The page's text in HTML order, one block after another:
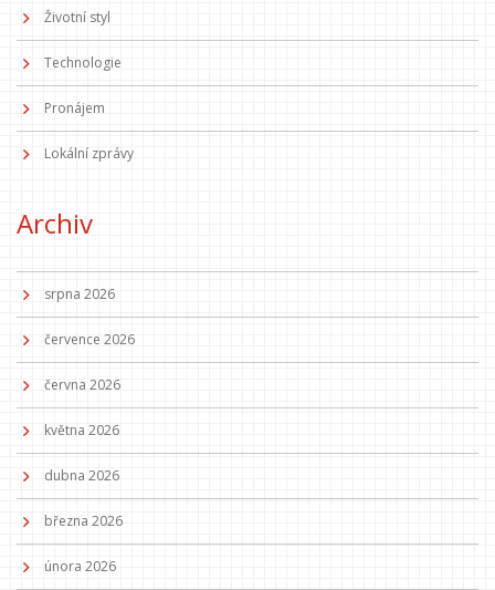
Životní styl
Technologie
Pronájem
Lokální zprávy
Archiv
srpna 2026
července 2026
června 2026
května 2026
dubna 2026
března 2026
února 2026